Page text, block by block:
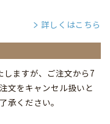
詳しくはこちら
ますが、ご注文から7
文をキャンセル扱いと
承ください。